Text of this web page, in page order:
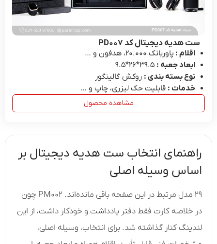
ست هدیه دیجیتال کد PD۰۰۷
اقلام : پاوربانک ۲۰.۰۰۰، هدفون و …
ابعاد جعبه :
نوع بسته بندی : روکش گالینگور
خدمات : قابلیت حک لیزری، چاپ و …
مشاهده محصول
راهنمای انتخاب ست هدیه دیجیتال بر
اساس وسیله اصلی
۲۹ مدل مرتبط در این صفحه باقی مانده‌اند. PM۰۰۲ چون
در خلاصه کارت فقط دفتر یادداشت و خودکار داشت، از این
لندینگ کنار گذاشته شد. برای انتخاب، وسیله اصلی،